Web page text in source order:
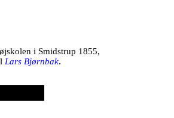
i Smidstrup 1855,
Lars Bjørnbak.